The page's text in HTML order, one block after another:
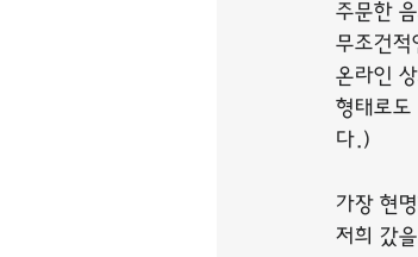
주문한
무조건적
온라인
형태로
다.)
가장 현
저희 갔